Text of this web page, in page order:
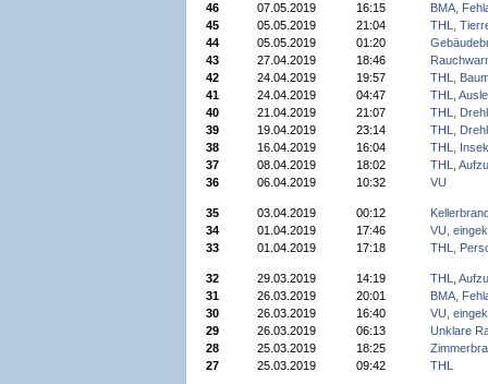
46
07.05.2019 16:15
BMA,
45
05.05.2019 21:04
THL,
44
05.05.2019 01:20
43
27.04.2019 18:46
42
24.04.2019 19:57
THL,
41
24.04.2019 04:47
THL,
40
21.04.2019 21:07
THL,
39
19.04.2019 23:14
THL,
38
16.04.2019 16:04
THL,
37
08.04.2019 18:02
THL,
36
06.04.2019 10:32 VU
35 03.04.2019 00:12
34
01.04.2019 17:46
VU,
33
01.04.2019 17:18 THL,
32 29.03.2019 14:19
THL,
31
26.03.2019 20:01
BMA,
30
26.03.2019 16:40
VU,
29
26.03.2019 06:13
Unklare
28
25.03.2019 18:25
27
25.03.2019 09:42 THL